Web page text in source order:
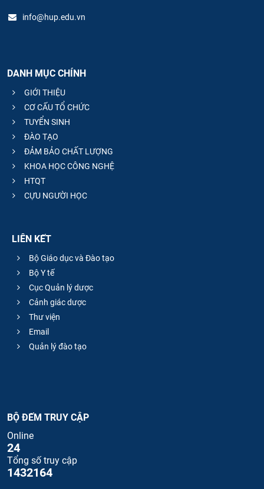
info@hup.edu.vn
DANH MỤC CHÍNH
GIỚI THIỆU
CƠ CẤU TỔ CHỨC
TUYỂN SINH
ĐÀO TẠO
ĐẢM BẢO CHẤT LƯỢNG
KHOA HỌC CÔNG NGHỆ
HTQT
CỰU NGƯỜI HỌC
LIÊN KẾT
Bộ Giáo dục và Đào tạo
Bộ Y tế
Cục Quản lý dược
Cảnh giác dược
Thư viện
Email
Quản lý đào tạo
BỘ ĐẾM TRUY CẬP
Online
24
Tổng số truy cập
1432164